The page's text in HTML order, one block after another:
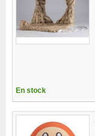
En stock